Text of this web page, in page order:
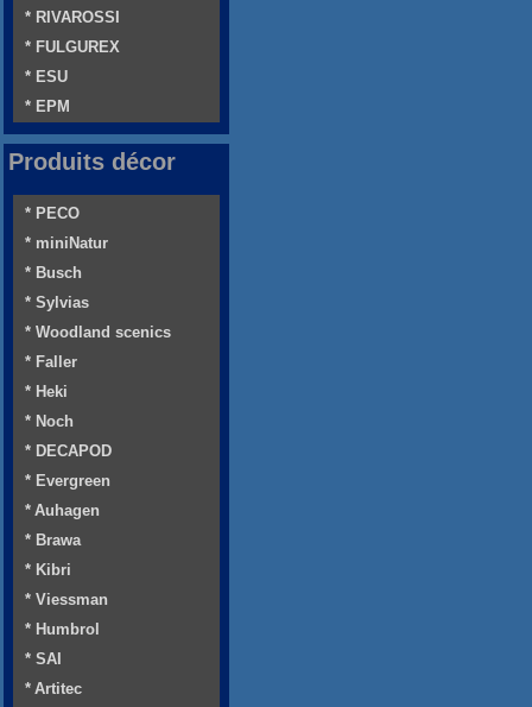
* RIVAROSSI
* FULGUREX
* ESU
* EPM
Produits décor
* PECO
* miniNatur
* Busch
* Sylvias
* Woodland scenics
* Faller
* Heki
* Noch
* DECAPOD
* Evergreen
* Auhagen
* Brawa
* Kibri
* Viessman
* Humbrol
* SAI
* Artitec